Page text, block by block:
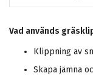
Vad används
Klippning av
Skapa jämna